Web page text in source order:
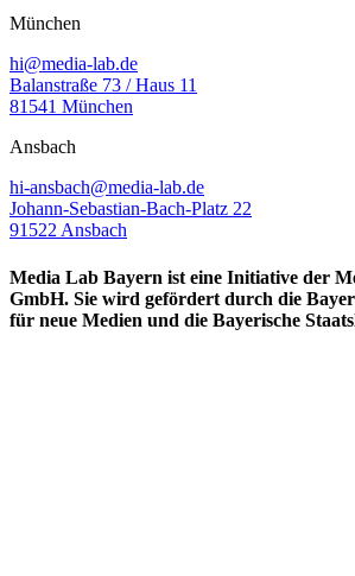
München
hi@media-lab.de
Balanstraße 73 / Haus 11
81541 München
Ansbach
hi-ansbach@media-lab.de
Johann-Sebastian-Bach-Platz 22
91522 Ansbach
Media Lab Bayern ist eine Initiative der
GmbH. Sie wird gefördert durch die
für neue Medien und die Bayerische